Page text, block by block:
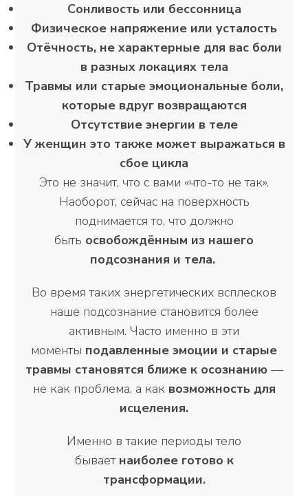
Сонливость или бессонница
Физическое напряжение или усталость
Отёчность, не характерные для вас боли
в разных локациях тела
Травмы или старые эмоциональные боли,
которые вдруг возвращаются
Отсутствие энергии в теле
У женщин это также может выражаться в
сбое цикла
Это не значит, что с вами «что-то не так».
Наоборот, сейчас на поверхность
поднимается то, что должно
быть освобождённым из нашего
подсознания и тела.
Во время таких энергетических всплесков
наше подсознание становится более
активным. Часто именно в эти
моменты подавленные эмоции и старые
травмы становятся ближе к осознанию—
не как проблема, а как возможность для
исцеления.
Именно в такие периоды тело
бывает наиболее готово к
трансформации.